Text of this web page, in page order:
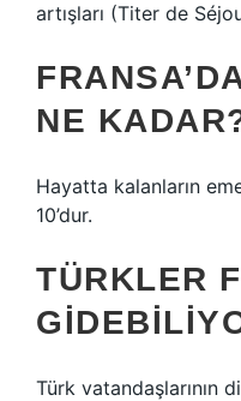
artışları (Titer de
NE
Hayatta kalanların
10’dur.
TÜRKLER
Türk vatandaşlarının